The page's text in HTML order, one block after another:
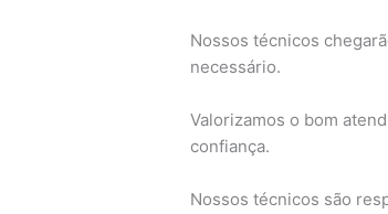
Nossos técnicos
necessário.
Valorizamos o bom
confiança.
Nossos técnicos são